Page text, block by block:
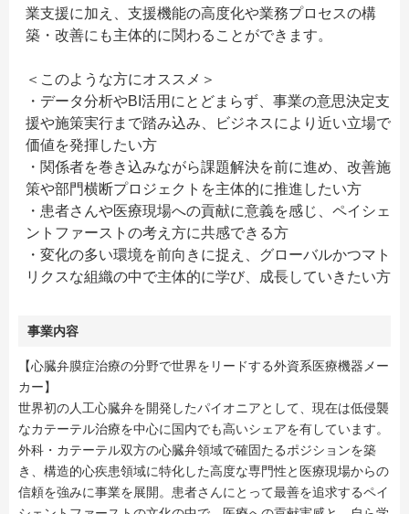
業支援に加え、支援機能の高度化や業務プロセスの構
築・改善にも主体的に関わることができます。
＜このような方にオススメ＞
・データ分析やBI活用にとどまらず、事業の意思決定支
援や施策実行まで踏み込み、ビジネスにより近い立場で
価値を発揮したい方
・関係者を巻き込みながら課題解決を前に進め、改善施
策や部門横断プロジェクトを主体的に推進したい方
・患者さんや医療現場への貢献に意義を感じ、ペイシェ
ントファーストの考え方に共感できる方
・変化の多い環境を前向きに捉え、グローバルかつマト
リクスな組織の中で主体的に学び、成長していきたい方
事業内容
【心臓弁膜症治療の分野で世界をリードする外資系医療機器メー
カー】
世界初の人工心臓弁を開発したパイオニアとして、現在は低侵襲
なカテーテル治療を中心に国内でも高いシェアを有しています。
外科・カテーテル双方の心臓弁領域で確固たるポジションを築
き、構造的心疾患領域に特化した高度な専門性と医療現場からの
信頼を強みに事業を展開。患者さんにとって最善を追求するペイ